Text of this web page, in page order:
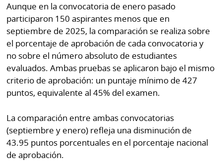
Aunque en la convocatoria de enero pasado
participaron 150 aspirantes menos que en
septiembre de 2025, la comparación se realiza sobre
el porcentaje de aprobación de cada convocatoria y
no sobre el número absoluto de estudiantes
evaluados. Ambas pruebas se aplicaron bajo el mismo
criterio de aprobación: un puntaje mínimo de 427
puntos, equivalente al 45% del examen.
La comparación entre ambas convocatorias
(septiembre y enero) refleja una disminución de
43.95 puntos porcentuales en el porcentaje nacional
de aprobación.